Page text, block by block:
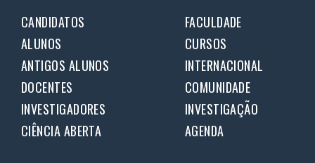
CANDIDATOS
FACULDADE
ALUNOS
CURSOS
ANTIGOS ALUNOS
INTERNACIONAL
DOCENTES
COMUNIDADE
INVESTIGADORES
INVESTIGAÇÃO
CIÊNCIA ABERTA
AGENDA